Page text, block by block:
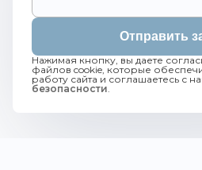
Отправить
Нажимая кнопку, вы даете
файлов cookie, которые
работу сайта и соглашаетесь с
безопасности.